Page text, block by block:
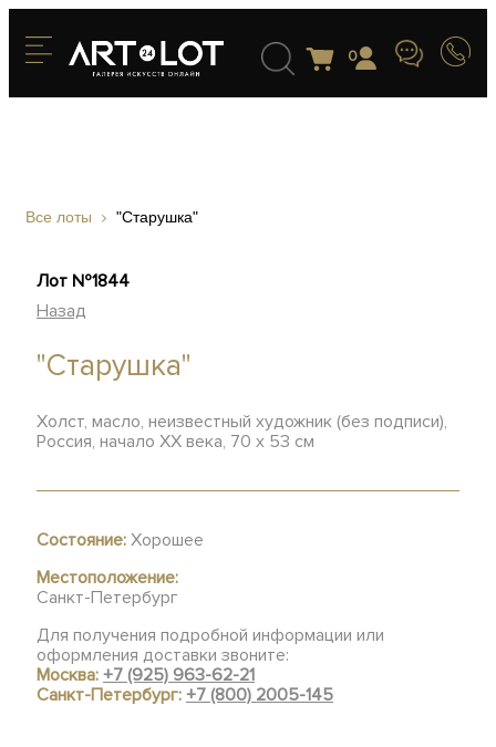
0
Все лоты "Старушка"
Лот №1844
Назад
"Старушка"
Холст, масло, неизвестный художник (без подписи),
Россия, начало XX века, 70 х 53 см
Состояние: Хорошее
Местоположение:
Санкт-Петербург
Для получения подробной информации или
оформления доставки звоните:
Москва:+7 (925) 963-62-21
Санкт-Петербург:+7 (800) 2005-145